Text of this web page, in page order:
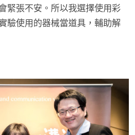
緊張不安。所以我選擇使用彩
驗使用的器械當道具，輔助解